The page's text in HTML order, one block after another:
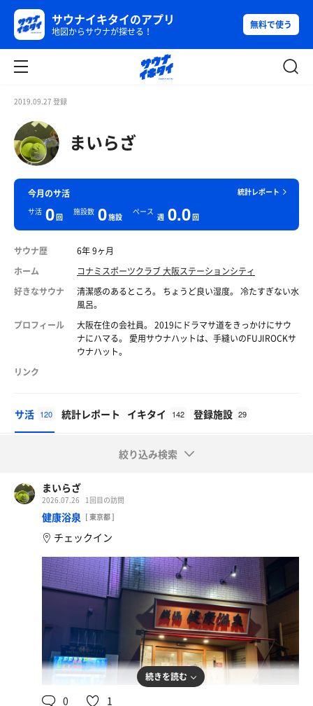
サウナイキタイのアプリ
地図からサウナが探せる！
無料で使う
2019.09.27 登録
まいらざ
統計レポート
今月のサ活
サ活 0回
施設数 0施設
ペース
週 0.0回
サウナ歴
6年 9ヶ月
ホーム
コナミスポーツクラブ 大阪ステーションシティ
好きなサウナ
清潔感のあるところ。 ちょうど良い湿度。 冷たすぎない水
風呂。
プロフィール
大阪在住の会社員。 2019にドラマサ道をきっかけにサウ
ナにハマる。 愛用サウナハットは、手縫いのFUJIROCKサ
ウナハット。
リンク
サ活 120 統計レポート イキタイ 142 登録施設 29
絞り込み検索
まいらざ
2026.07.26 1回目の訪問
健康浴泉 [ 東京都 ]
チェックイン
続きを読む
0 1